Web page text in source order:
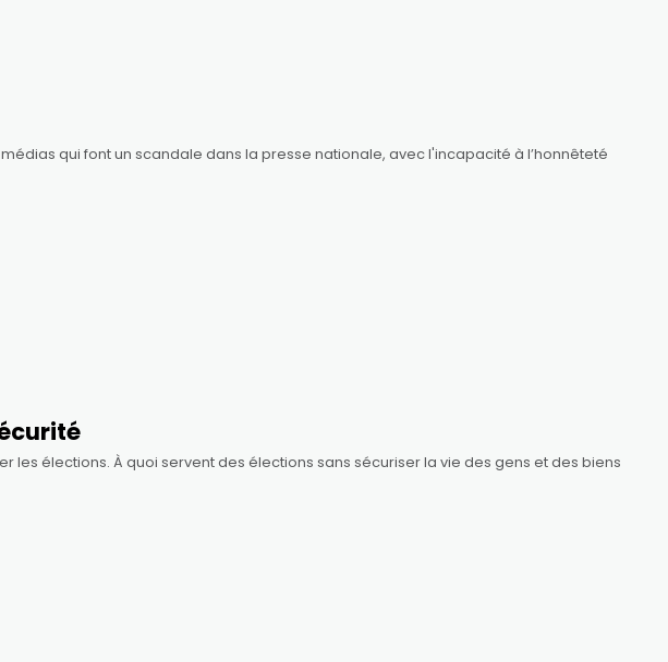
qui font un scandale dans la presse nationale, avec l'incapacité à l’honnêteté
les élections. À quoi servent des élections sans sécuriser la vie des gens et des biens